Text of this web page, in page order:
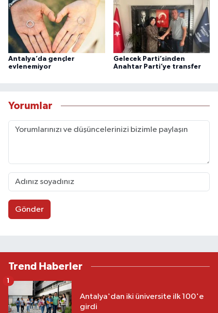
Antalya’da gençler
evlenemiyor
Gelecek Parti’sinden
Anahtar Parti’ye transfer
Yorumlar
Gönder
Trend Haberler
Antalya'dan iki üniversite ilk 100'e
girdi
1